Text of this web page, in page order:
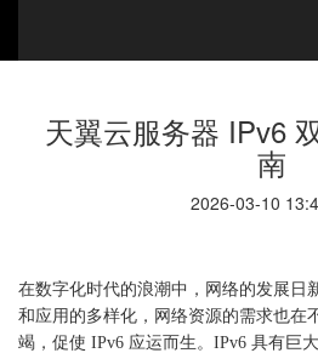
天翼云服务器 IPv6
南
2026-03-10
在数字化时代的浪潮中，网络的发展日
和应用的多样化，网络资源的需求也在
竭，促使 IPv6 应运而生。IPv6 具有巨